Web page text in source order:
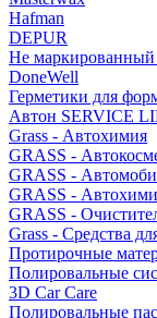
Hafman
DEPUR
Не маркированный
DoneWell
Герметики для
Автон SERVICE
Grass - Автохимия
GRASS -
GRASS -
GRASS -
GRASS -
Grass - Средства
Протирочные
Полировальные
3D Car Care
Полировальные